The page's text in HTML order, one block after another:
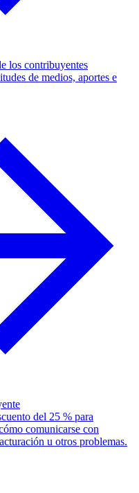
los contribuyentes
de medios, aportes e
del 25 % para
comunicarse con
u otros problemas.